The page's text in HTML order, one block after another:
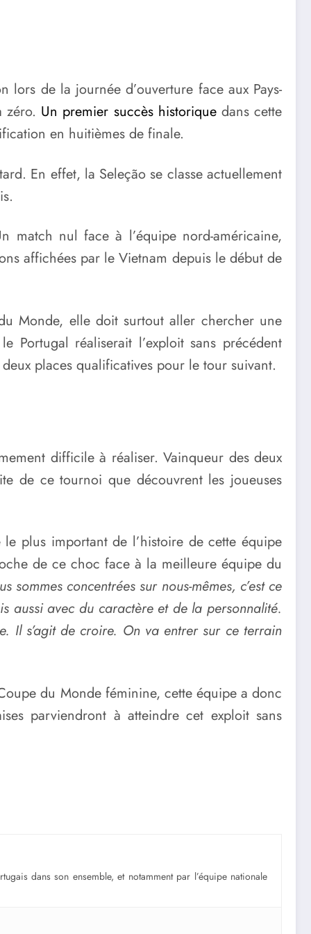
de la journée d’ouverture face aux Pays-
zéro. Un premier succès historiquedans cette
en huitièmes de finale.
En effet, la Seleção se classe actuellement
match nul face à l’équipe nord-américaine,
affichées par le Vietnam depuis le début de
Monde, elle doit surtout aller chercher une
réaliserait l’exploit sans précédent
places qualificatives pour le tour suivant.
difficile à réaliser. Vainqueur des deux
de ce tournoi que découvrent les joueuses
plus important de l’histoire de cette équipe
de ce choc face à la meilleure équipe du
concentrées sur nous-mêmes, c’est ce
aussi avec du caractère et de la personnalité.
Il s’agit de croire. On va entrer sur ce terrain
du Monde féminine, cette équipe a donc
parviendront à atteindre cet exploit sans
dans son ensemble, et notamment par l’équipe nationale